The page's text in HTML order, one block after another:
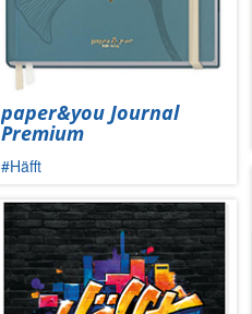
paper&you Journal
Premium
#Häfft